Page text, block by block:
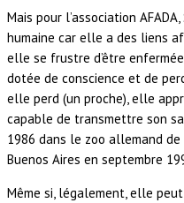
Mais pour l’association
humaine car elle a des liens
elle se frustre d’être
dotée de conscience et de
elle perd (un proche), elle
capable de transmettre son
1986 dans le zoo allemand
Buenos Aires en septembre
Même si, légalement, elle